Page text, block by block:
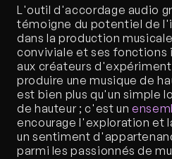
L'outil d'accordage audio
témoigne du potentiel de
dans la production
conviviale et ses fonctions
aux créateurs
produire une musique de
est bien plus qu'un simple
de hauteur ; c'est un
encourage l'exploration et
un sentiment
parmi les passionnés de